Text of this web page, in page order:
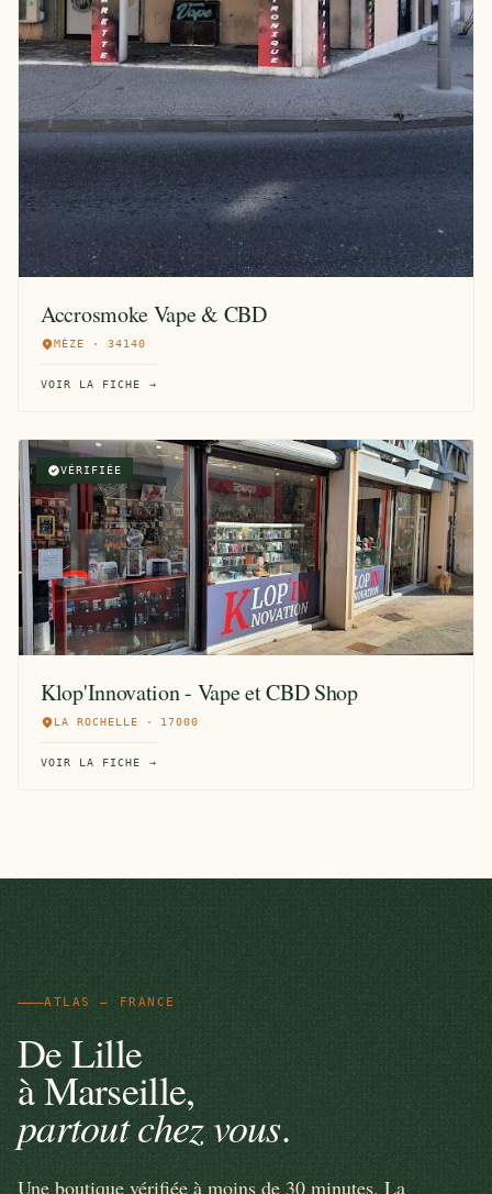
Accrosmoke Vape & CBD
MÈZE · 34140
VOIR LA FICHE →
VÉRIFIÉE
Klop'Innovation - Vape et CBD Shop
LA ROCHELLE · 17000
VOIR LA FICHE →
ATLAS — FRANCE
De Lille
à Marseille,
partout chez vous.
Une boutique vérifiée à moins de 30 minutes. La